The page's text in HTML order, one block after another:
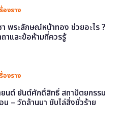
องราง
า พระลักษณ์หน้าทอง ช่วยอะไร ?
าและข้อห้ามที่ควรรู้
องราง
ยนต์ ยันต์ศักดิ์สิทธิ์ สถาปัตยกรรม
น – วัดล้านนา ขับไล่สิ่งชั่วร้าย